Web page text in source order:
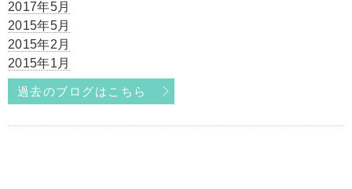
2017年5月
2015年5月
2015年2月
2015年1月
過去のブログはこちら